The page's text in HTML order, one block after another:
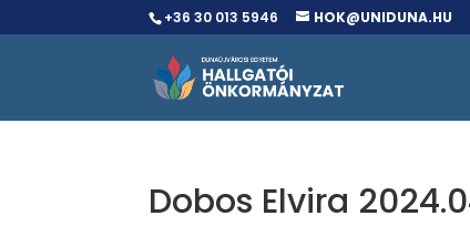
+36 30 013 5946 HOK@UNIDUNA.HU
Dobos Elvira